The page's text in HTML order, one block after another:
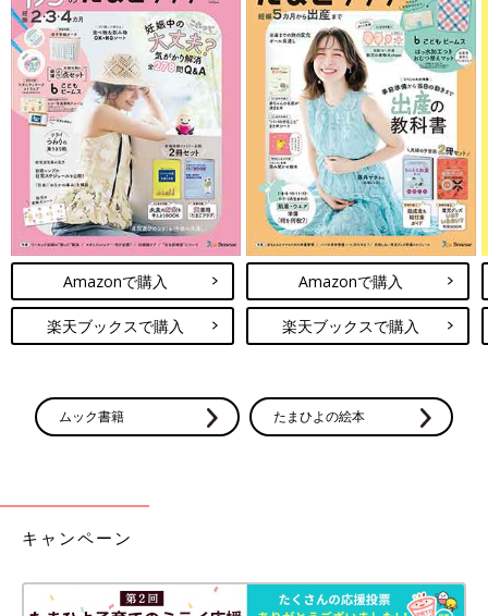
Amazonで購入
楽天ブックスで購入
Amazonで購入
楽天ブックスで購入
ムック書籍 たまひよの絵本
キャンペーン